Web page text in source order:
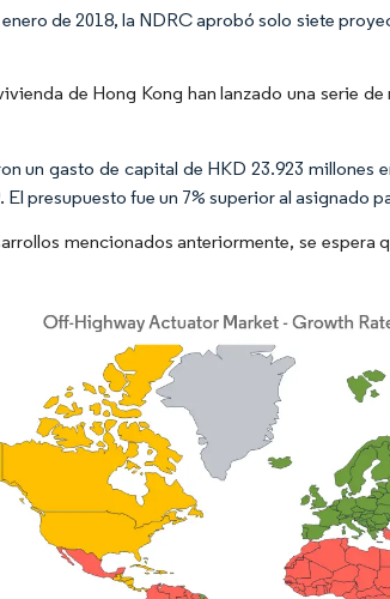
de 2018, la NDRC aprobó solo siete
de Hong Kong han lanzado una serie
un gasto de capital de HKD 23.923 millones
El presupuesto fue un 7% superior al asignado
mencionados anteriormente, se espera